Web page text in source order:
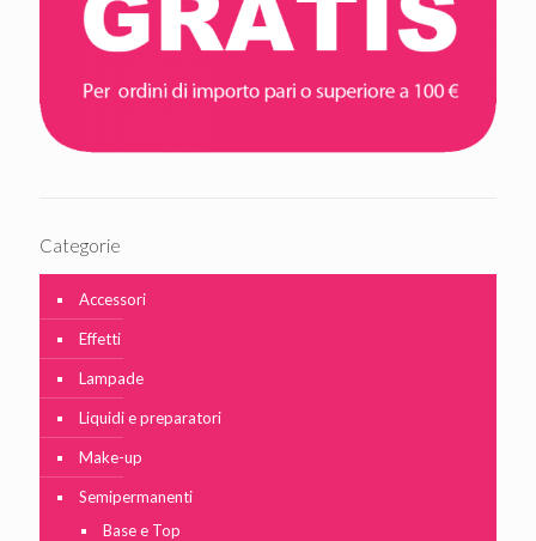
Categorie
Accessori
Effetti
Lampade
Liquidi e preparatori
Make-up
Semipermanenti
Base e Top